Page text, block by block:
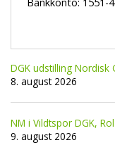
DGK udstilling Nordisk
8. august 2026
NM i Vildtspor DGK,
9. august 2026